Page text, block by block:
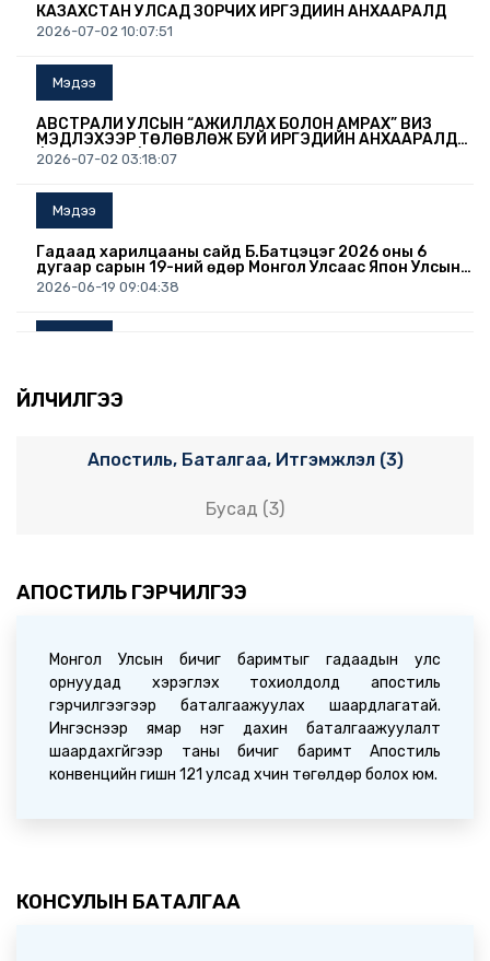
КАЗАХСТАН УЛСАД ЗОРЧИХ ИРГЭДИЙН АНХААРАЛД
2026-07-02 10:07:51
Мэдээ
АВСТРАЛИ УЛСЫН “АЖИЛЛАХ БОЛОН АМРАХ” ВИЗ
МЭДҮҮЛЭХЭЭР ТӨЛӨВЛӨЖ БУЙ ИРГЭДИЙН АНХААРАЛД
/2026.07.02/
2026-07-02 03:18:07
Мэдээ
Гадаад харилцааны сайд Б.Батцэцэг 2026 оны 6
дугаар сарын 19-ний өдөр Монгол Улсаас Япон Улсын
Осака хотноо суух Ерөнхий консул А.Дэлгэрмаад
Консулын патентыг нь гардуулав.
2026-06-19 09:04:38
ЗӨВШӨӨРӨЛ ХҮСЭХЭЭР ТӨЛӨВЛӨЖ БУЙ ИРГЭДЭД
Мэдээ
ИРГЭДИЙН АНХААРАЛД (2026.06.10)
уулзалт Улаанбаатар хотноо зохион байгуулагдав
2026-06-03 23:59:31
Мэдээ
Цахим апостиль программын олон улсын 14 дэх
2026-05-14 02:23:16
2026-04-14 09:20:05
ҮЙЛЧИЛГЭЭ
Апостиль, Баталгаа, Итгэмжлэл (3)
Бусад (3)
АПОСТИЛЬ ГЭРЧИЛГЭЭ
Монгол Улсын бичиг баримтыг гадаадын улс
орнуудад хэрэглэх тохиолдолд апостиль
гэрчилгээгээр баталгаажуулах шаардлагатай.
Ингэснээр ямар нэг дахин баталгаажуулалт
шаардахгүйгээр таны бичиг баримт Апостиль
конвенцийн гишүүн 121 улсад хүчин төгөлдөр болох юм.
КОНСУЛЫН БАТАЛГАА